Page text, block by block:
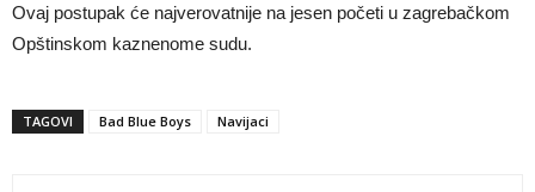
Ovaj postupak će najverovatnije na jesen početi u zagrebačkom
Opštinskom kaznenome sudu.
TAGOVI Bad Blue Boys Navijaci